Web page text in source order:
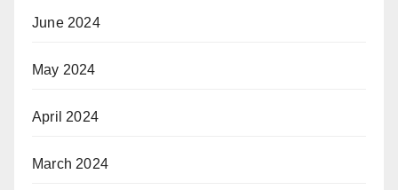
June 2024
May 2024
April 2024
March 2024